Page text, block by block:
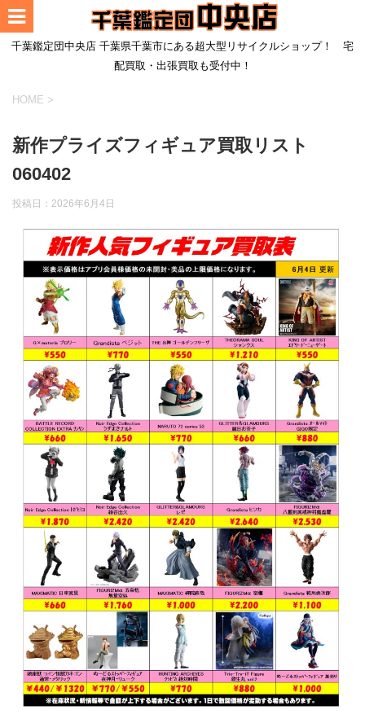
千葉鑑定団中央店 千葉県千葉市にある超大型リサイクルショップ！ 宅
配買取・出張買取も受付中！
HOME >
新作プライズフィギュア買取リスト
060402
投稿日： 2026年6月4日